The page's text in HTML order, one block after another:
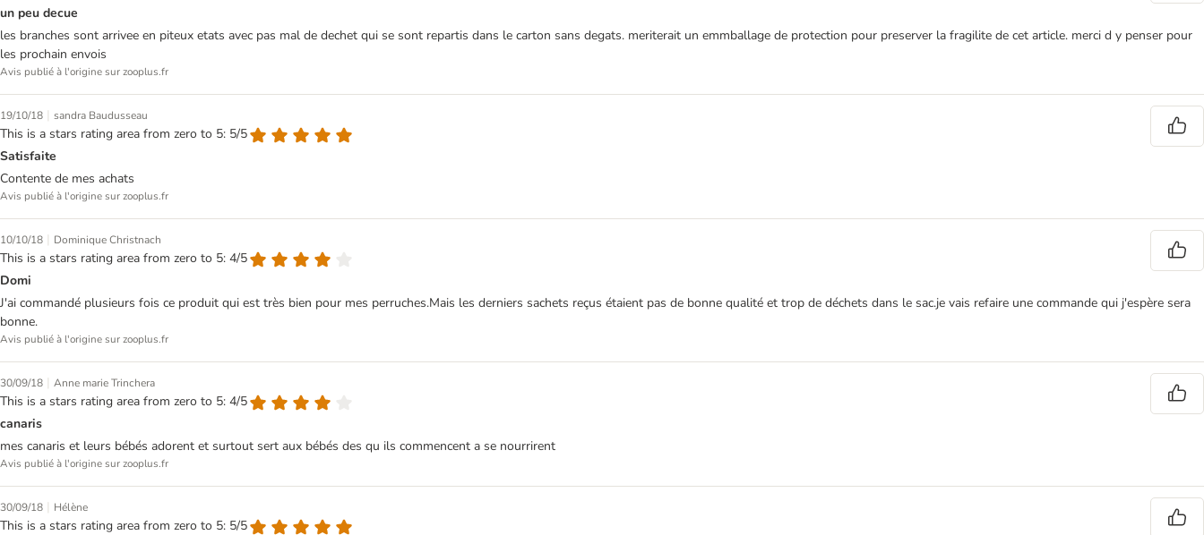
un peu decue
les branches sont arrivee en piteux etats avec pas mal de dechet qui se sont repartis dans le carton sans degats. meriterait un emmballage de protection pour preserver la fragilite de cet article. merci d y penser pour
les prochain envois
Avis publié à l'origine sur zooplus.fr
19/10/18 | sandra Baudusseau
This is a stars rating area from zero to 5: 5/5
Satisfaite
Contente de mes achats
Avis publié à l'origine sur zooplus.fr
10/10/18 | Dominique Christnach
This is a stars rating area from zero to 5: 4/5
Domi
J'ai commandé plusieurs fois ce produit qui est très bien pour mes perruches.Mais les derniers sachets reçus étaient pas de bonne qualité et trop de déchets dans le sac.je vais refaire une commande qui j'espère sera
bonne.
Avis publié à l'origine sur zooplus.fr
30/09/18 | Anne marie Trinchera
This is a stars rating area from zero to 5: 4/5
canaris
mes canaris et leurs bébés adorent et surtout sert aux bébés des qu ils commencent a se nourrirent
Avis publié à l'origine sur zooplus.fr
30/09/18 | Hélène
This is a stars rating area from zero to 5: 5/5